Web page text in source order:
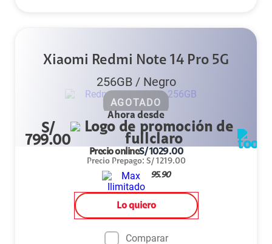
Xiaomi Redmi Note 14 Pro 5G
256GB/ Negro
AGOTADO
Ahora desde
S/
799.00
Precio onlineS/1029.00
Precio Prepago: S/ 1219.00
95.90
Lo quiero
Comparar